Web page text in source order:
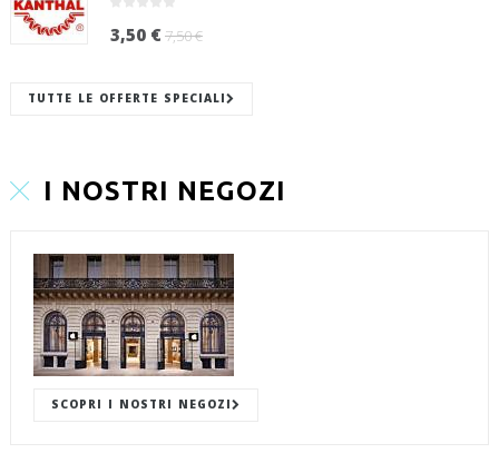
3,50 €7,50 €
TUTTE LE OFFERTE SPECIALI
I NOSTRI NEGOZI
SCOPRI I NOSTRI NEGOZI